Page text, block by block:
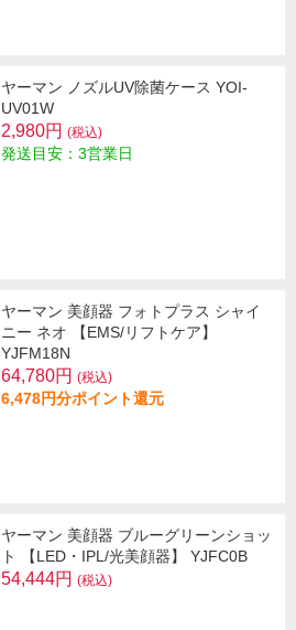
ヤーマン ノズルUV除菌ケース YOI-
UV01W
2,980円 (税込)
発送目安：3営業日
ヤーマン 美顔器 フォトプラス シャイ
ニー ネオ 【EMS/リフトケア】
YJFM18N
64,780円 (税込)
6,478円分ポイント還元
ヤーマン 美顔器 ブルーグリーンショッ
ト 【LED・IPL/光美顔器】 YJFC0B
54,444円 (税込)